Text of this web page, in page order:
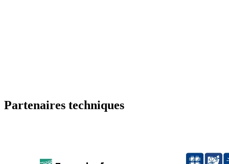
Partenaires techniques